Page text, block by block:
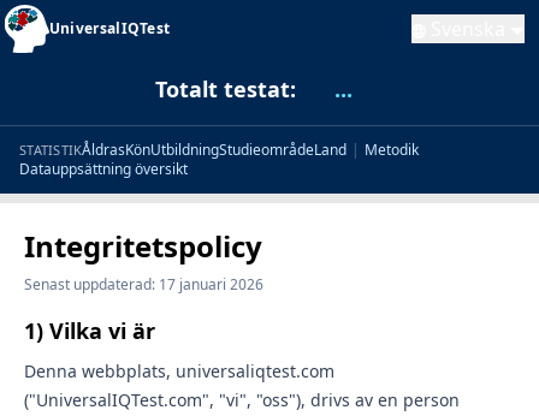
UniversalIQTest
Totalt testat: ...
STATISTIKÅldrasKönUtbildningStudieområdeLand | Metodik
Datauppsättning översikt
Integritetspolicy
Senast uppdaterad: 17 januari 2026
1) Vilka vi är
Denna webbplats, universaliqtest.com
("UniversalIQTest.com", "vi", "oss"), drivs av en person